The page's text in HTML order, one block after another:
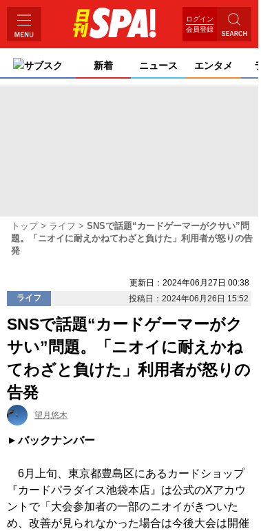
ログイン
会員登録
サブスク 新着 ニュース エンタメ
トップ ライフ
SNSで話題“カードゲーマーがクサい”問
題。「ニオイに耐えかねてわざと負けた」利用者が怒りの告
発
更新日：2024年06月27日 00:38
ライフ
投稿日：2024年06月26日 15:52
SNSで話題“カードゲーマーがク
サい”問題。「ニオイに耐えかね
てわざと負けた」利用者が怒りの
告発
望月悠木
バックナンバー
6月上旬、東京都豊島区にあるカードショップ
『カードパラダイス池袋本店』は公式のXアカウ
ントで「大会参加者の一部のニオイがきついた
め、改善が見られなかった場合は今後大会は開催